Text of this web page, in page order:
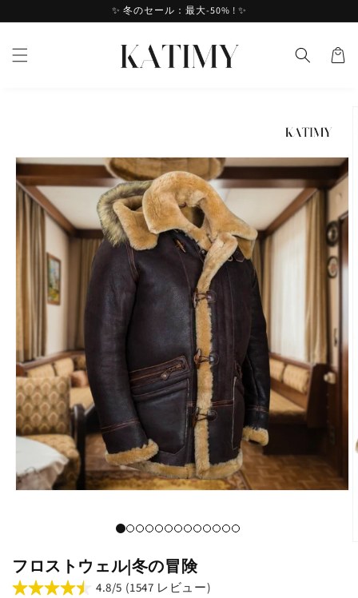
スキッ
✨ 冬のセール：最大-50% ! ✨
ケ
フロストウェル|冬の冒険
4.8/5 (1547 レビュー)